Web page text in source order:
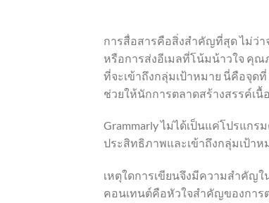
การสื่อสารคือสิ่งสำคัญที่สุด ไม่ว่
หรือการส่งอีเมลที่โน้มน้าวใจ คุ
ที่จะเข้าถึงกลุ่มเป้าหมาย นี่คือจุด
ช่วยให้นักการตลาดสร้างสรรค์เ
Grammarly ไม่ได้เป็นแค่โปรแก
ประสิทธิภาพและเข้าถึงกลุ่มเป้า
เหตุใดการเขียนจึงมีความสำคัญ
คอนเทนต์คือหัวใจสำคัญของการ